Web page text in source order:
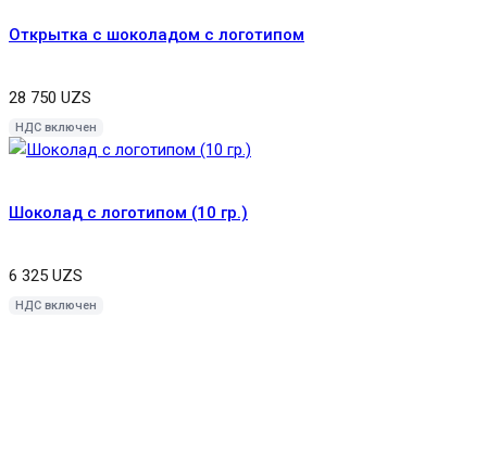
Открытка с шоколадом с логотипом
28 750 UZS
НДС включен
Шоколад с логотипом (10 гр.)
6 325 UZS
НДС включен